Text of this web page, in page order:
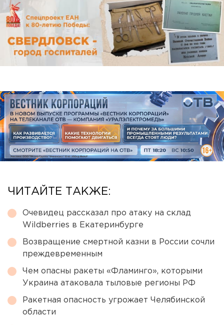
ЧИТАЙТЕ ТАКЖЕ:
Очевидец рассказал про атаку на склад
Wildberries в Екатеринбурге
Возвращение смертной казни в России сочли
преждевременным
Чем опасны ракеты «Фламинго», которыми
Украина атаковала тыловые регионы РФ
Ракетная опасность угрожает Челябинской
области